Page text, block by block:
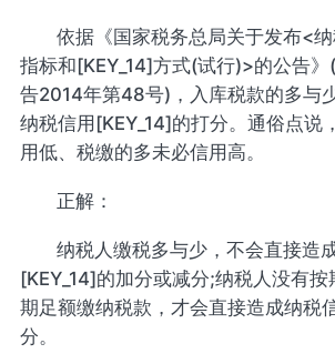
依据《国家税务总局关于发布<
指标和[KEY_14]方式(试行)>的公告
告2014年第48号)，入库税款的多与
纳税信用[KEY_14]的打分。通俗点说
用低、税缴的多未必信用高。
正解：
纳税人缴税多与少，不会直接造
[KEY_14]的加分或减分;纳税人没有
期足额缴纳税款，才会直接造成纳税
分。